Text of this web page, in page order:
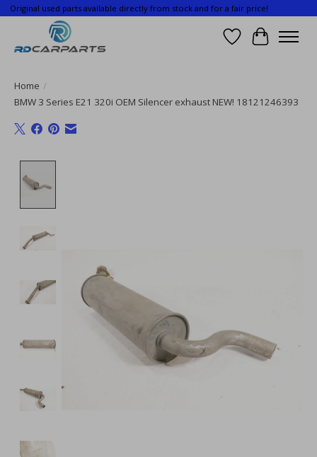
Original used parts available directly from stock and for a fair price!
WishlistCart
Home /
BMW 3 Series E21 320i OEM Silencer exhaust NEW! 18121246393